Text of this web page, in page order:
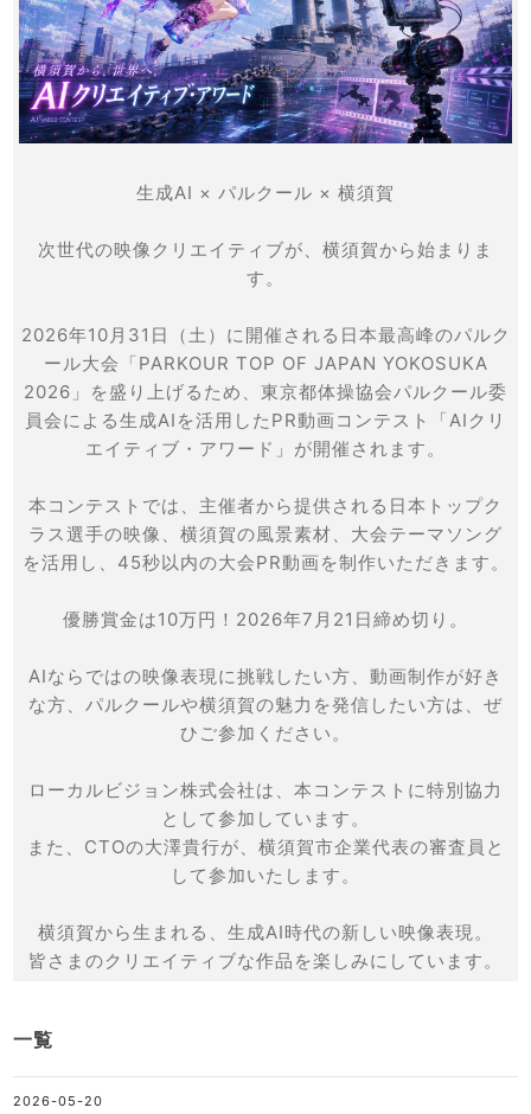
生成AI × パルクール × 横須賀
次世代の映像クリエイティブが、横須賀から始まりま
す。
2026年10月31日（土）に開催される日本最高峰のパルク
ール大会「PARKOUR TOP OF JAPAN YOKOSUKA
2026」を盛り上げるため、東京都体操協会パルクール委
員会による生成AIを活用したPR動画コンテスト「AIクリ
エイティブ・アワード」が開催されます。
本コンテストでは、主催者から提供される日本トップク
ラス選手の映像、横須賀の風景素材、大会テーマソング
を活用し、45秒以内の大会PR動画を制作いただきます。
優勝賞金は10万円！2026年7月21日締め切り。
AIならではの映像表現に挑戦したい方、動画制作が好き
な方、パルクールや横須賀の魅力を発信したい方は、ぜ
ひご参加ください。
ローカルビジョン株式会社は、本コンテストに特別協力
として参加しています。
また、CTOの大澤貴行が、横須賀市企業代表の審査員と
して参加いたします。
横須賀から生まれる、生成AI時代の新しい映像表現。
皆さまのクリエイティブな作品を楽しみにしています。
一覧
2026-05-20